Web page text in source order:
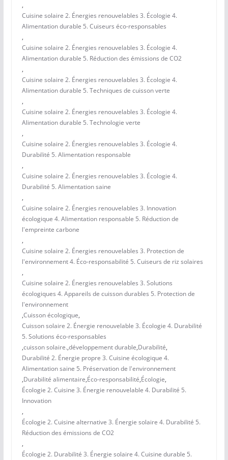
,
Cuisine solaire 2. Énergies renouvelables 3. Écologie 4.
Alimentation durable 5. Cuiseurs éco-responsables
,
Cuisine solaire 2. Énergies renouvelables 3. Écologie 4.
Alimentation durable 5. Réduction des émissions de CO2
,
Cuisine solaire 2. Énergies renouvelables 3. Écologie 4.
Alimentation durable 5. Techniques de cuisson verte
,
Cuisine solaire 2. Énergies renouvelables 3. Écologie 4.
Alimentation durable 5. Technologie verte
,
Cuisine solaire 2. Énergies renouvelables 3. Écologie 4.
Durabilité 5. Alimentation responsable
,
Cuisine solaire 2. Énergies renouvelables 3. Écologie 4.
Durabilité 5. Alimentation saine
,
Cuisine solaire 2. Énergies renouvelables 3. Innovation
écologique 4. Alimentation responsable 5. Réduction de
l'empreinte carbone
,
Cuisine solaire 2. Énergies renouvelables 3. Protection de
l'environnement 4. Éco-responsabilité 5. Cuiseurs de riz solaires
,
Cuisine solaire 2. Énergies renouvelables 3. Solutions
écologiques 4. Appareils de cuisson durables 5. Protection de
l'environnement
,Cuisson écologique,
Cuisson solaire 2. Énergie renouvelable 3. Écologie 4. Durabilité
5. Solutions éco-responsables
,cuisson solaire.,développement durable,Durabilité,
Durabilité 2. Énergie propre 3. Cuisine écologique 4.
Alimentation saine 5. Préservation de l'environnement
,Durabilité alimentaire,Éco-responsabilité,Écologie,
Écologie 2. Cuisine 3. Énergie renouvelable 4. Durabilité 5.
Innovation
,
Écologie 2. Cuisine alternative 3. Énergie solaire 4. Durabilité 5.
Réduction des émissions de CO2
,
Écologie 2. Durabilité 3. Énergie solaire 4. Cuisine durable 5.